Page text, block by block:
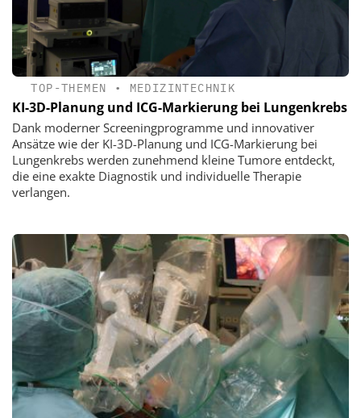
TOP-THEMEN • MEDIZINTECHNIK
KI-3D-Planung und ICG-Markierung bei Lungenkrebs
Dank moderner Screeningprogramme und innovativer
Ansätze wie der KI-3D-Planung und ICG-Markierung bei
Lungenkrebs werden zunehmend kleine Tumore entdeckt,
die eine exakte Diagnostik und individuelle Therapie
verlangen.